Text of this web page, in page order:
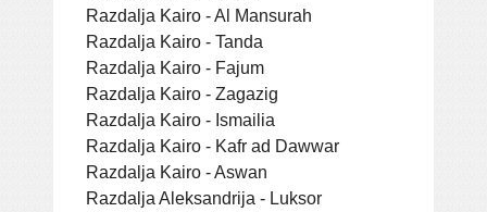
Razdalja Kairo - Al Mansurah
Razdalja Kairo - Tanda
Razdalja Kairo - Fajum
Razdalja Kairo - Zagazig
Razdalja Kairo - Ismailia
Razdalja Kairo - Kafr ad Dawwar
Razdalja Kairo - Aswan
Razdalja Aleksandrija - Luksor